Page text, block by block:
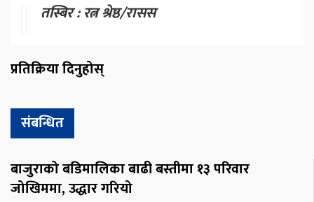
तस्बिर : रत्न श्रेष्ठ/रासस
प्रतिक्रिया दिनुहोस्
संबन्धित
बाजुराको बडिमालिका बाढी बस्तीमा १३ परिवार
जोखिममा, उद्धार गरियो